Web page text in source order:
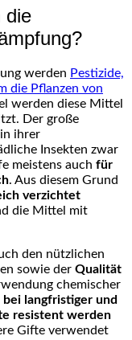
die
werden Pestizide,
die Pflanzen von
werden diese Mittel
Der große
ihrer
Insekten zwar
meistens auch für
. Aus diesem Grund
verzichtet
die Mittel mit
den nützlichen
sowie der Qualität
chemischer
bei langfristiger und
resistent werden
Gifte verwendet